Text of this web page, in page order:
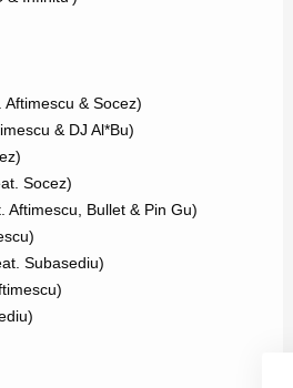
& Socez)
& DJ Al*Bu)
Socez)
Aftimescu, Bullet & Pin Gu)
Subasediu)